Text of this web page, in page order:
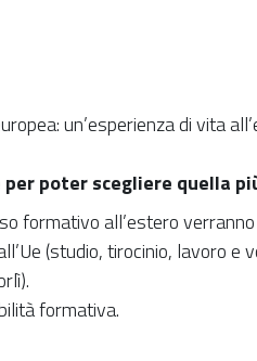
un’esperienza di vita
per poter scegliere quella
formativo all’estero
(studio, tirocinio, lavoro e
formativa.